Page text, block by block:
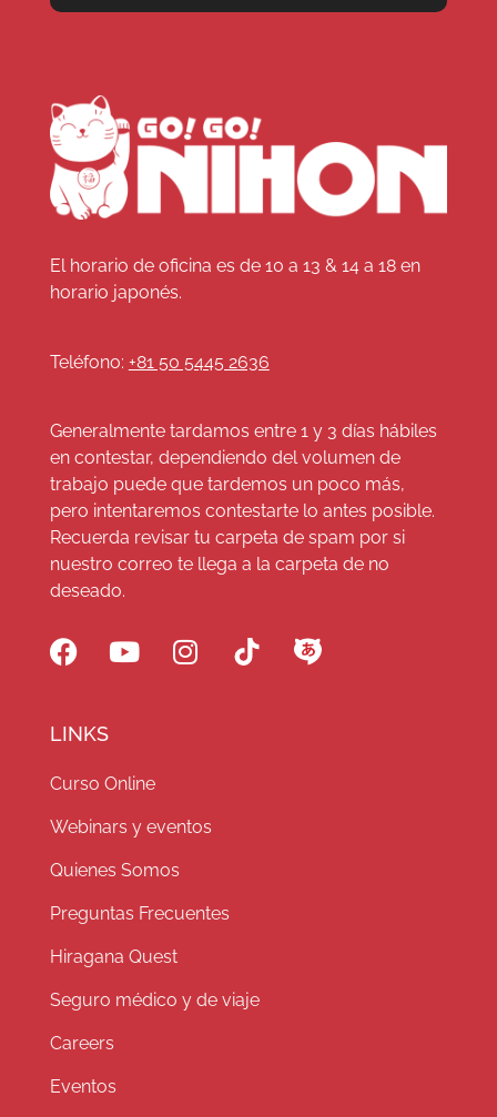
El horario de oficina es de 10 a 13 & 14 a 18 en
horario japonés.
Teléfono: +81 50 5445 2636
Generalmente tardamos entre 1 y 3 días hábiles
en contestar, dependiendo del volumen de
trabajo puede que tardemos un poco más,
pero intentaremos contestarte lo antes posible.
Recuerda revisar tu carpeta de spam por si
nuestro correo te llega a la carpeta de no
deseado.
LINKS
Curso Online
Webinars y eventos
Quienes Somos
Preguntas Frecuentes
Hiragana Quest
Seguro médico y de viaje
Careers
Eventos